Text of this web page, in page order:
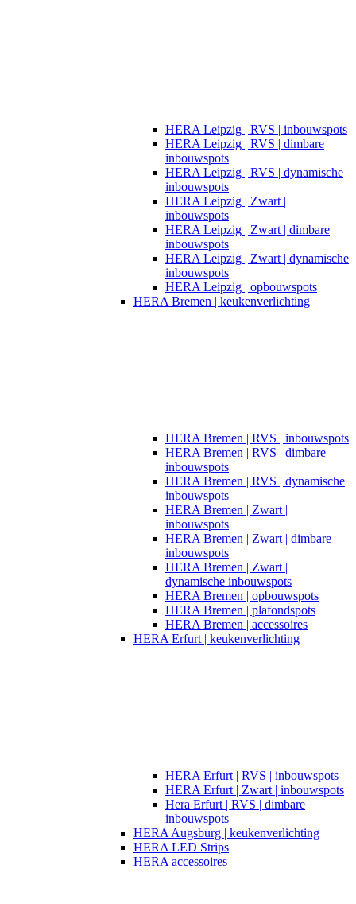
HERA Leipzig | RVS | inbouwspots
HERA Leipzig | RVS | dimbare
inbouwspots
HERA Leipzig | RVS | dynamische
inbouwspots
HERA Leipzig | Zwart |
inbouwspots​
HERA Leipzig | Zwart | dimbare
inbouwspots
HERA Leipzig | Zwart | dynamische
inbouwspots
HERA Leipzig | opbouwspots
HERA Bremen | keukenverlichting
HERA Bremen | RVS | inbouwspots
HERA Bremen | RVS | dimbare
inbouwspots
HERA Bremen | RVS | dynamische
inbouwspots
HERA Bremen | Zwart |
inbouwspots
HERA Bremen | Zwart | dimbare
inbouwspots
HERA Bremen | Zwart |
dynamische inbouwspots
HERA Bremen | opbouwspots
HERA Bremen | plafondspots
HERA Bremen | accessoires
HERA Erfurt | keukenverlichting
HERA Erfurt | RVS | inbouwspots
HERA Erfurt | Zwart | inbouwspots
Hera Erfurt | RVS | dimbare
inbouwspots
HERA Augsburg | keukenverlichting
HERA LED Strips
HERA accessoires